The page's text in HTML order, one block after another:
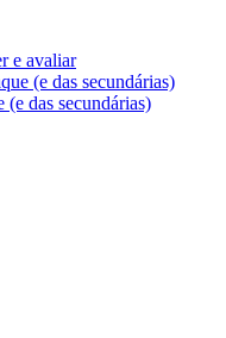
e avaliar
(e das secundárias)
(e das secundárias)